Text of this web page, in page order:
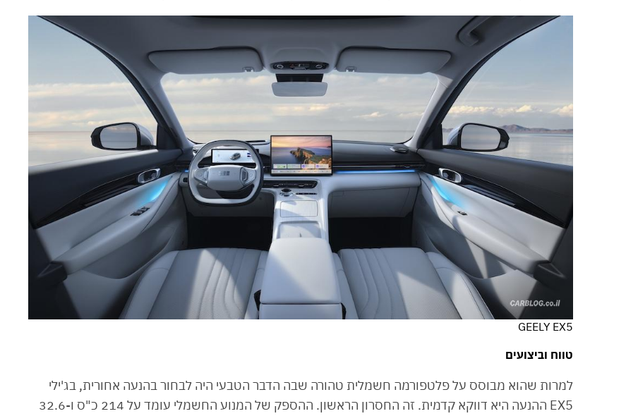
GEELY EX5
טווח וביצועים
למרות שהוא מבוסס על פלטפורמה חשמלית טהורה שבה הדבר הטבעי היה לבחור בהנעה אחורית, בג'ילי
EX5 ההנעה היא דווקא קדמית. זה החסרון הראשון. ההספק של המנוע החשמלי עומד על 214 כ"ס ו-32.6